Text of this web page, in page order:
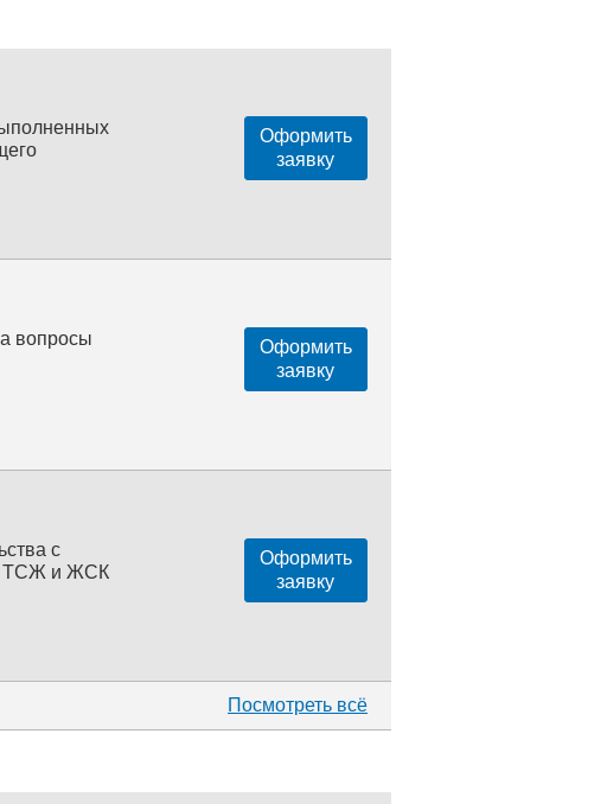
Оформить
заявку
вопросы
Оформить
заявку
с
ТСЖ и ЖСК
Оформить
заявку
Посмотреть всё